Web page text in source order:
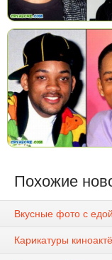
Похожие
Вкусные фото с
Карикатуры